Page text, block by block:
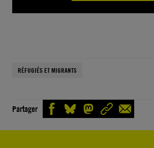
RÉFUGIÉS ET MIGRANTS
Partager